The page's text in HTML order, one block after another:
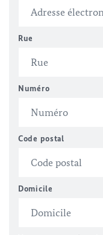
Rue
Numéro
Code postal
Domicile